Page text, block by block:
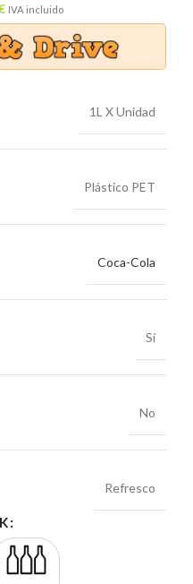
IVA incluido
1L X Unidad
Plástico PET
Coca-Cola
Sí
No
Refresco